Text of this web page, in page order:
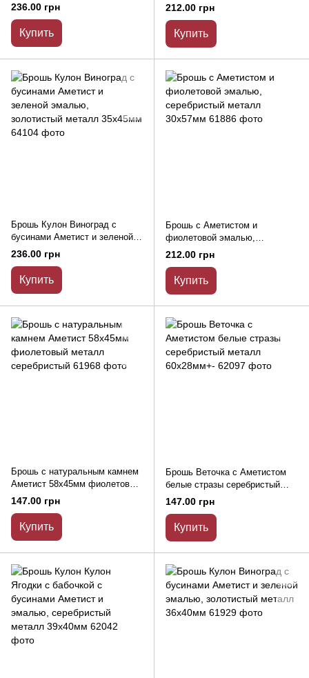
зеленая эмаль, золотистый
металл 60мм
236.00 грн
Купить
212.00 грн
Купить
Брошь Кулон Виноград с
бусинами Аметист и зеленой
эмалью, золотистый металл
236.00 грн
Купить
Брошь с Аметистом и
фиолетовой эмалью,
серебристый металл 30х57мм
212.00 грн
Купить
Брошь с натуральным камнем
Аметист 58х45мм фиолетовый
металл серебристый
147.00 грн
Купить
Брошь Веточка с Аметистом
белые стразы серебристый
металл 60х28мм+-
147.00 грн
Купить